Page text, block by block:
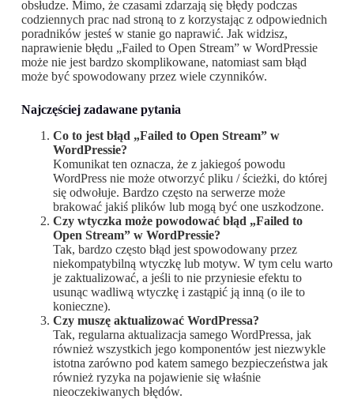
obsłudze. Mimo, że czasami zdarzają się błędy podczas
codziennych prac nad stroną to z korzystając z odpowiednich
poradników jesteś w stanie go naprawić. Jak widzisz,
naprawienie błędu „Failed to Open Stream” w WordPressie
może nie jest bardzo skomplikowane, natomiast sam błąd
może być spowodowany przez wiele czynników.
Najczęściej zadawane pytania
Co to jest błąd „Failed to Open Stream” w
WordPressie?
Komunikat ten oznacza, że z jakiegoś powodu
WordPress nie może otworzyć pliku / ścieżki, do której
się odwołuje. Bardzo często na serwerze może
brakować jakiś plików lub mogą być one uszkodzone.
Czy wtyczka może powodować błąd „Failed to
Open Stream” w WordPressie?
Tak, bardzo często błąd jest spowodowany przez
niekompatybilną wtyczkę lub motyw. W tym celu warto
je zaktualizować, a jeśli to nie przyniesie efektu to
usunąc wadliwą wtyczkę i zastąpić ją inną (o ile to
konieczne).
Czy muszę aktualizować WordPressa?
Tak, regularna aktualizacja samego WordPressa, jak
również wszystkich jego komponentów jest niezwykle
istotna zarówno pod katem samego bezpieczeństwa jak
również ryzyka na pojawienie się właśnie
nieoczekiwanych błędów.